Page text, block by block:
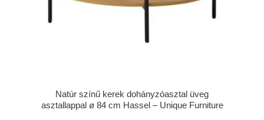
Natúr színű kerek dohányzóasztal üveg
asztallappal ø 84 cm Hassel – Unique Furniture